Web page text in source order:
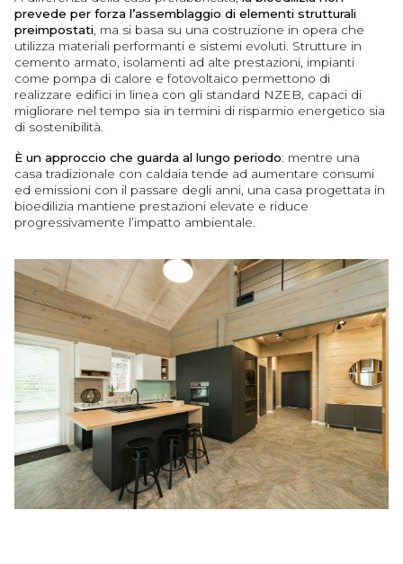
prevede per forza l’assemblaggio di elementi strutturali
preimpostati , ma si basa su una costruzione in opera che
utilizza materiali performanti e sistemi evoluti. Strutture in
cemento armato, isolamenti ad alte prestazioni, impianti
come pompa di calore e fotovoltaico permettono di
realizzare edifici in linea con gli standard NZEB, capaci di
migliorare nel tempo sia in termini di risparmio energetico sia
di sostenibilità.
È un approccio che guarda al lungo periodo: mentre una
casa tradizionale con caldaia tende ad aumentare consumi
ed emissioni con il passare degli anni, una casa progettata in
bioedilizia mantiene prestazioni elevate e riduce
progressivamente l’impatto ambientale.